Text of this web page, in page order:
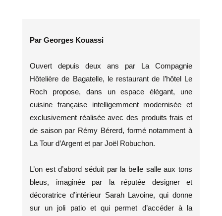
Par Georges Kouassi
Ouvert depuis deux ans par La Compagnie
Hôtelière de Bagatelle, le restaurant de l’hôtel Le
Roch propose, dans un espace élégant, une
cuisine française intelligemment modernisée et
exclusivement réalisée avec des produits frais et
de saison par Rémy Bérerd, formé notamment à
La Tour d’Argent et par Joël Robuchon.
L’on est d’abord séduit par la belle salle aux tons
bleus, imaginée par la réputée designer et
décoratrice d’intérieur Sarah Lavoine, qui donne
sur un joli patio et qui permet d’accéder à la